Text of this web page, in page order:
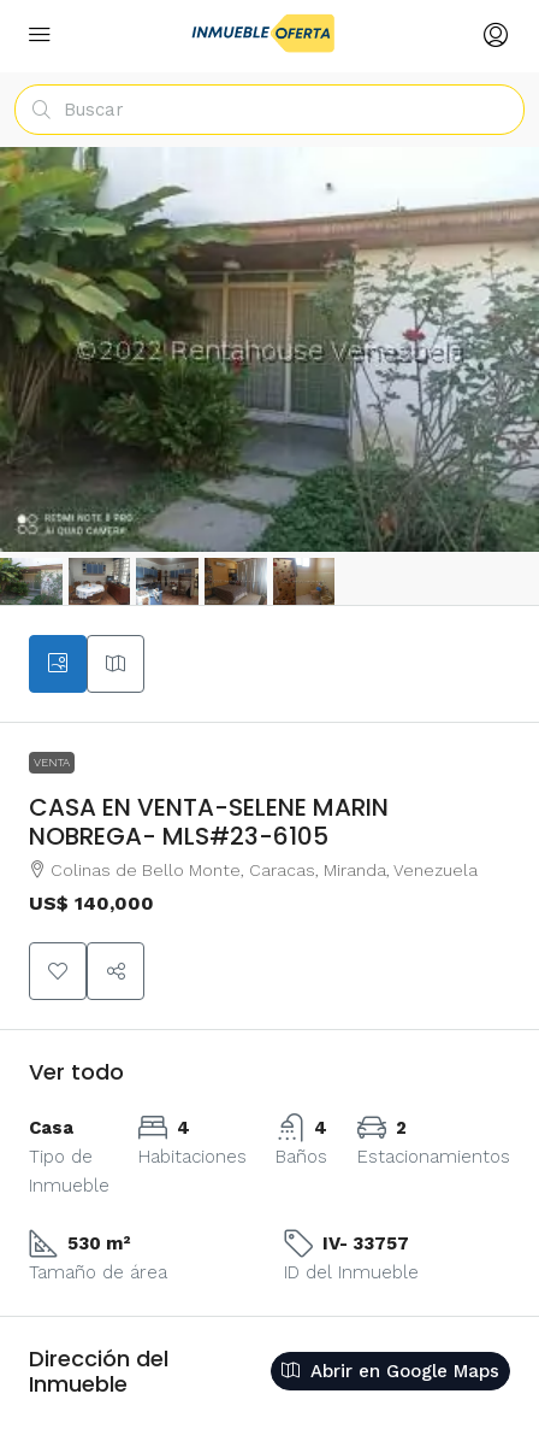
VENTA
CASA EN VENTA-SELENE MARIN
NOBREGA- MLS#23-6105
Colinas de Bello Monte, Caracas, Miranda, Venezuela
US$ 140,000
Ver todo
Casa
Tipo de
Inmueble
4
Habitaciones
4
Baños
2
Estacionamientos
530 m²
Tamaño de área
IV- 33757
ID del Inmueble
Dirección del
Inmueble
Abrir en Google Maps